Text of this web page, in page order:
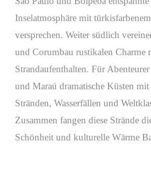
Inselatmosphäre mit
versprechen. Weiter südlich
und Corumbau rustikalen Charme
Strandaufenthalten. Für
und Maraú dramatische Küsten mit
Stränden, Wasserfällen und
Zusammen fangen diese Strände
Schönheit und kulturelle Wärme